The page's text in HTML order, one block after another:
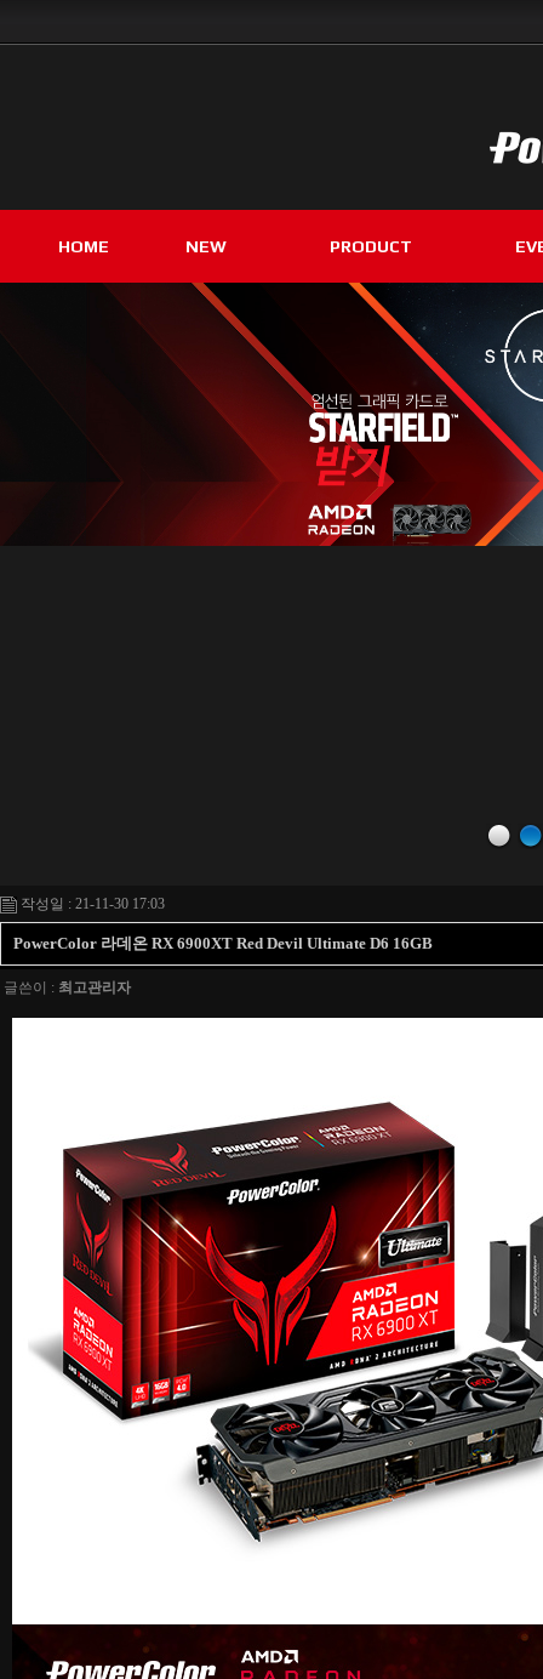
HOME NEW PRODUCT
작성일 : 21-11-30 17:03
PowerColor 라데온 RX 6900XT Red Devil Ultimate D6 16GB
글쓴이 : 최고관리자